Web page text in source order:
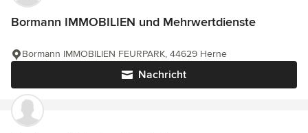
Bormann IMMOBILIEN und Mehrwertdienste
Nachricht
Bormann IMMOBILIEN FEURPARK, 44629 Herne